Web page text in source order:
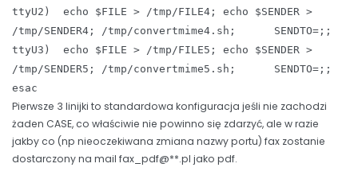
ttyU2) echo $FILE > /tmp/FILE4; echo $SENDER >
/tmp/SENDER4; /tmp/convertmime4.sh; SENDTO=;;
ttyU3) echo $FILE > /tmp/FILE5; echo $SENDER >
/tmp/SENDER5; /tmp/convertmime5.sh; SENDTO=;;
esac
Pierwsze 3 linijki to standardowa konfiguracja jeśli nie zachodzi
żaden CASE, co właściwie nie powinno się zdarzyć, ale w razie
jakby co (np nieoczekiwana zmiana nazwy portu) fax zostanie
dostarczony na mail fax_pdf@**.pl jako pdf.